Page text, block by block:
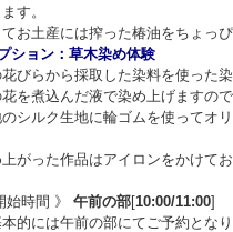
す。
てお土産には搾った椿油をちょっ
ション：草木染め体験
びらから採取した染料を使った染
を煮込んだ液で染め上げますの
シルク生地に輪ゴムを使ってオ
がった作品はアイロンをかけて
始時間 》 午前の部[10:00/11:00]
的には午前の部にてご予約となり